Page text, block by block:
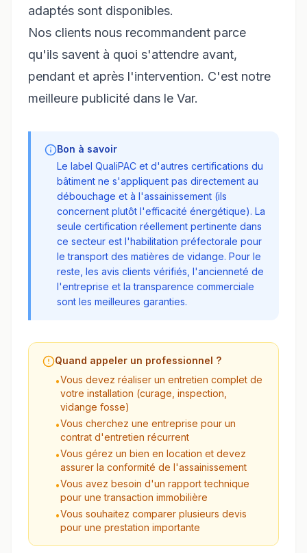
adaptés sont disponibles.
Nos clients nous recommandent parce
qu'ils savent à quoi s'attendre avant,
pendant et après l'intervention. C'est notre
meilleure publicité dans le Var.
Bon à savoir
Le label QualiPAC et d'autres certifications du
bâtiment ne s'appliquent pas directement au
débouchage et à l'assainissement (ils
concernent plutôt l'efficacité énergétique). La
seule certification réellement pertinente dans
ce secteur est l'habilitation préfectorale pour
le transport des matières de vidange. Pour le
reste, les avis clients vérifiés, l'ancienneté de
l'entreprise et la transparence commerciale
sont les meilleures garanties.
Quand appeler un professionnel ?
•Vous devez réaliser un entretien complet de
votre installation (curage, inspection,
vidange fosse)
•Vous cherchez une entreprise pour un
contrat d'entretien récurrent
•Vous gérez un bien en location et devez
assurer la conformité de l'assainissement
•Vous avez besoin d'un rapport technique
pour une transaction immobilière
•Vous souhaitez comparer plusieurs devis
pour une prestation importante